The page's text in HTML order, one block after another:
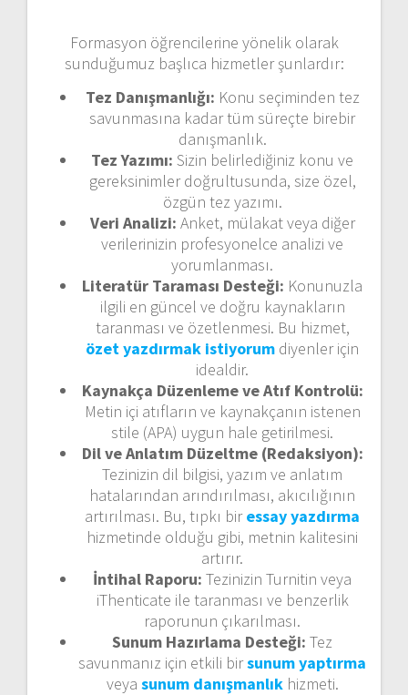
Formasyon öğrencilerine yönelik olarak
sunduğumuz başlıca hizmetler şunlardır:
Tez Danışmanlığı: Konu seçiminden tez
savunmasına kadar tüm süreçte birebir
danışmanlık.
Tez Yazımı: Sizin belirlediğiniz konu ve
gereksinimler doğrultusunda, size özel,
özgün tez yazımı.
Veri Analizi: Anket, mülakat veya diğer
verilerinizin profesyonelce analizi ve
yorumlanması.
Literatür Taraması Desteği: Konunuzla
ilgili en güncel ve doğru kaynakların
taranması ve özetlenmesi. Bu hizmet,
özet yazdırmak istiyorum diyenler için
idealdir.
Kaynakça Düzenleme ve Atıf Kontrolü:
Metin içi atıfların ve kaynakçanın istenen
stile (APA) uygun hale getirilmesi.
Dil ve Anlatım Düzeltme (Redaksiyon):
Tezinizin dil bilgisi, yazım ve anlatım
hatalarından arındırılması, akıcılığının
artırılması. Bu, tıpkı biressay yazdırma
hizmetinde olduğu gibi, metnin kalitesini
artırır.
İntihal Raporu: Tezinizin Turnitin veya
iThenticate ile taranması ve benzerlik
raporunun çıkarılması.
Sunum Hazırlama Desteği: Tez
savunmanız için etkili birsunum yaptırma
veya sunum danışmanlıkhizmeti.